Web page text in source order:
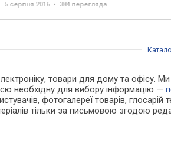
5 серпня 2016 384 перегляда
товари для дому та офісу.
необхідну для вибору інформацію —
фотогалереї товарів, глосарій
тільки за письмовою згодою